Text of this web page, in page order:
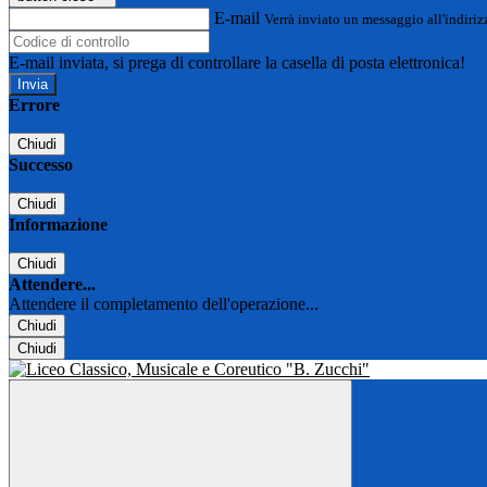
E-mail Verrà inviato un messaggio
E-mail inviata, si prega di controllare la casella di posta elettronica!
Errore
Chiudi
Successo
Chiudi
Informazione
Chiudi
Attendere...
Attendere il completamento dell'operazione...
Chiudi
Chiudi